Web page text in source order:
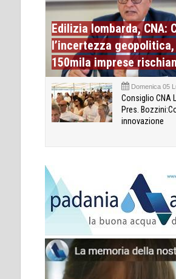
Edilizia lombarda, CNA:
l’incertezza
150mila imprese
Domenica 05
Consiglio CNA
Pres.
innovazione